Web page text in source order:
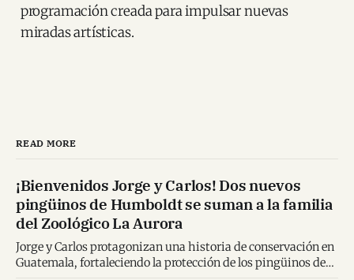
programación creada para impulsar nuevas
miradas artísticas.
READ MORE
¡Bienvenidos Jorge y Carlos! Dos nuevos
pingüinos de Humboldt se suman a la familia
del Zoológico La Aurora
Jorge y Carlos protagonizan una historia de conservación en
Guatemala, fortaleciendo la protección de los pingüinos de